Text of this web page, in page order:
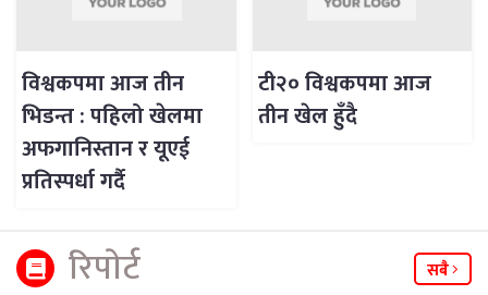
विश्वकपमा आज तीन
भिडन्त : पहिलो खेलमा
अफगानिस्तान र यूएई
प्रतिस्पर्धा गर्दै
टी२० विश्वकपमा आज
तीन खेल हुँदै
रिपाेर्ट सबै